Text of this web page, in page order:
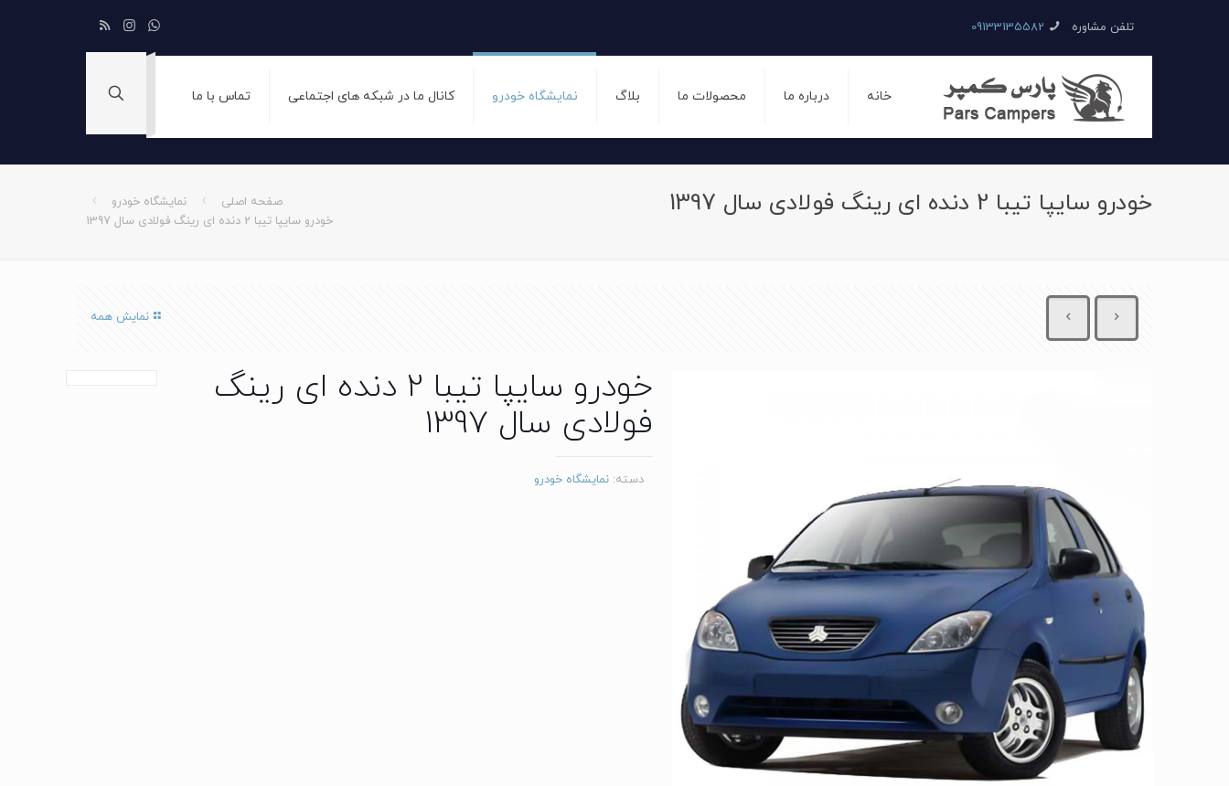
تلفن مشاوره 09133135582
خانه درباره ما محصولات ما بلاگ نمایشگاه خودرو کانال ما در شبکه های اجتماعی تماس با ما
خودرو سایپا تیبا 2 دنده ای رینگ فولادی سال 1397 صفحه اصلی
نمایشگاه خودرو
خودرو سایپا تیبا 2 دنده ای رینگ فولادی سال 1397
نمایش همه
خودرو سایپا تیبا 2 دنده ای رینگ
فولادی سال 1397
دسته:نمایشگاه خودرو